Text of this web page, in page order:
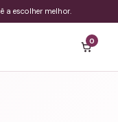
a escolher melhor.
0